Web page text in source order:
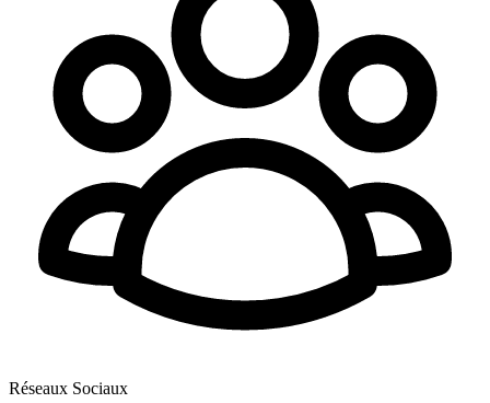
Réseaux Sociaux